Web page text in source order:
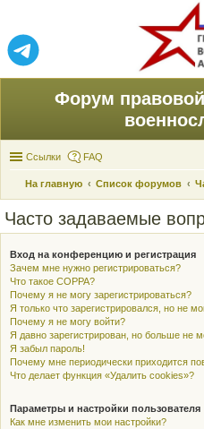
Форум
Ссылки FAQ
На главную Список форумов
Часто задаваемые
Вход на конференцию и регистрация
Зачем мне нужно регистрироваться?
Что такое COPPA?
Почему я не могу зарегистрироваться?
Я только что зарегистрировался, но не
Почему я не могу войти?
Я давно зарегистрирован, но больше не
Я забыл пароль!
Почему мне периодически приходится
Что делает функция «Удалить cookies»?
Параметры и настройки пользователя
Как мне изменить мои настройки?